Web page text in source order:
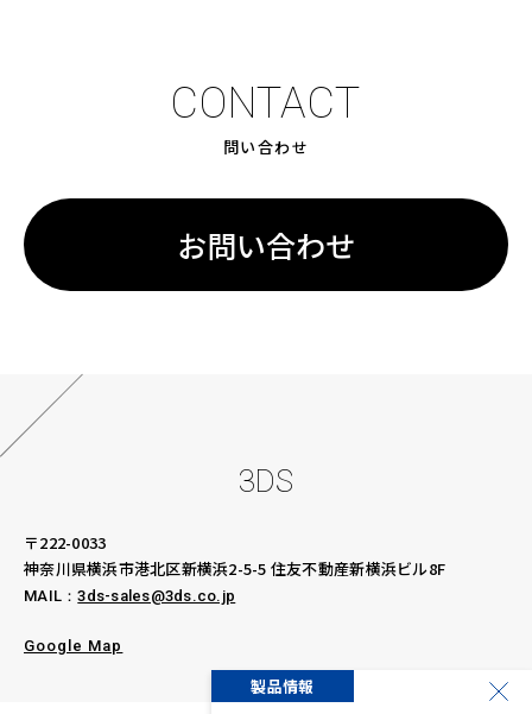
CONTACT
問い合わせ
お問い合わせ
3DS
〒222-0033
神奈川県横浜市港北区新横浜2-5-5 住友不動産新横浜ビル8F
MAIL：3ds-sales@3ds.co.jp
Google Map
製品情報